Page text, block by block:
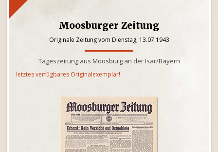
Moosburger Zeitung
Originale Zeitung vom Dienstag, 13.07.1943
Tageszeitung aus Moosburg an der Isar/Bayern
letztes verfügbares Originalexemplar!